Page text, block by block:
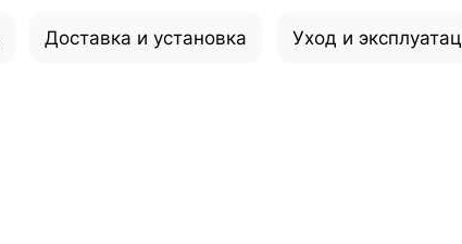
Доставка и установка Уход и